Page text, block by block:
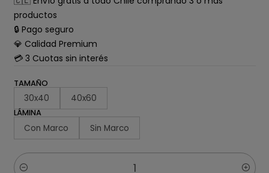
productos
🔒 Pago seguro
💎 Calidad Premium
💳 3 Cuotas sin interés
TAMAÑO
30x40 40x60
LÁMINA
Con Marco Sin Marco